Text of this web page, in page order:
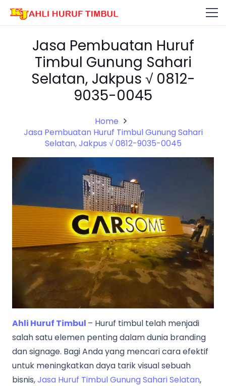
Jasa Pembuatan Huruf
Timbul Gunung Sahari
Selatan, Jakpus √ 0812-
9035-0045
Home
Jasa Pembuatan Huruf Timbul Gunung Sahari
Selatan, Jakpus √ 0812-9035-0045
Ahli Huruf Timbul – Huruf timbul telah menjadi
salah satu elemen penting dalam dunia branding
dan signage. Bagi Anda yang mencari cara efektif
untuk meningkatkan daya tarik visual sebuah
bisnis,Jasa Huruf Timbul Gunung Sahari Selatan,